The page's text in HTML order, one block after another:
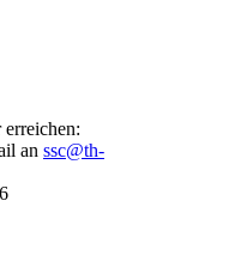
an ssc@th-